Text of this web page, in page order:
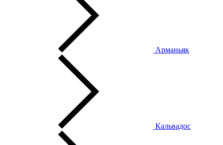
Арманьяк
Кальвадос